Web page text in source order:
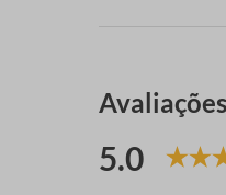
Avaliações
5.0